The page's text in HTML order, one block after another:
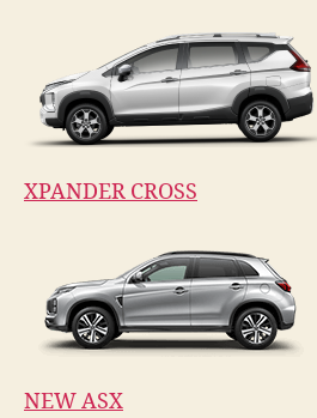
XPANDER CROSS
NEW ASX